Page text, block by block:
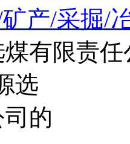
产/采掘/
有限责